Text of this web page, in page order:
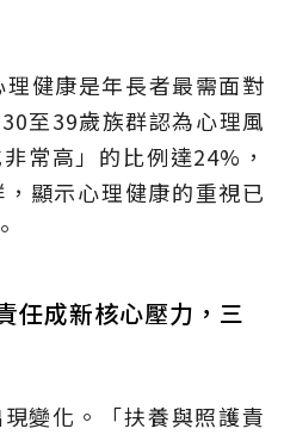
健康是年長者最需面對
至39歲族群認為心理風
常高」的比例達24%，
顯示心理健康的重視已
任成新核心壓力，三
變化。「扶養與照護責